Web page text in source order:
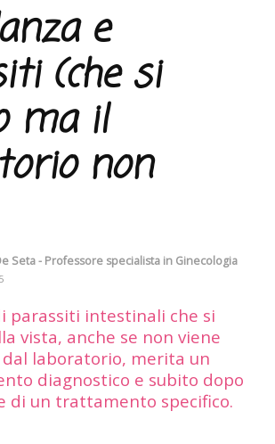
e
(che si
ma il
non
Seta - Professore specialista in Ginecologia
parassiti intestinali che si
vista, anche se non viene
laboratorio, merita un
diagnostico e subito dopo
di un trattamento specifico.